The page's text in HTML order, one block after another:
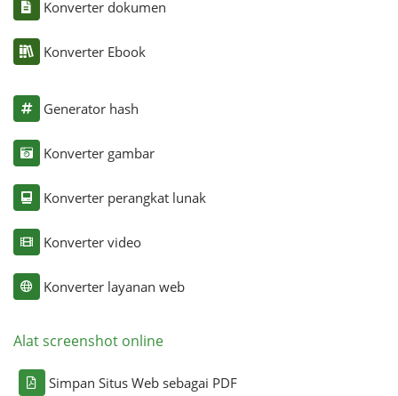
Konverter dokumen
Konverter Ebook
Generator hash
Konverter gambar
Konverter perangkat lunak
Konverter video
Konverter layanan web
Alat screenshot online
Simpan Situs Web sebagai PDF